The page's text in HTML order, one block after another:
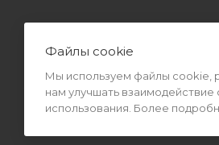
2026 © Интернет-магазин MiMall®
Файлы cookie
Мы используем файлы cookie,
нам улучшать
использования. Более